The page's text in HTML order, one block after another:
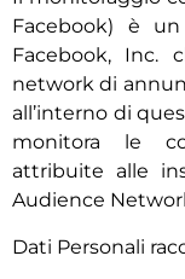
Facebook) è
Facebook, Inc.
network di
all’interno di
monitora le
attribuite alle
Audience
Dati Personali